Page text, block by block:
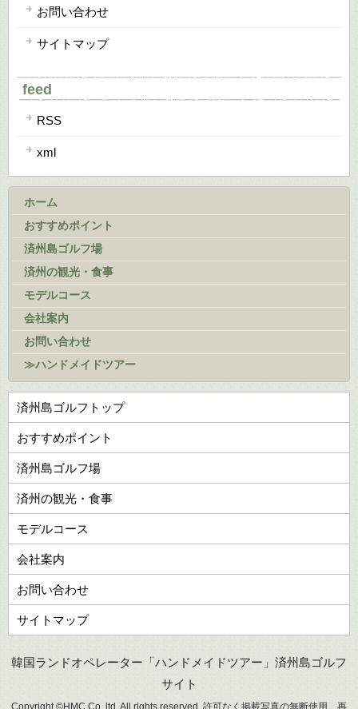
お問い合わせ
サイトマップ
feed
RSS
xml
ホーム
おすすめポイント
済州島ゴルフ場
済州の観光・食事
モデルコース
会社案内
お問い合わせ
≫ハンドメイドツアー
済州島ゴルフトップ
おすすめポイント
済州島ゴルフ場
済州の観光・食事
モデルコース
会社案内
お問い合わせ
サイトマップ
韓国ランドオペレーター「ハンドメイドツアー」済州島ゴルフ
サイト
Copyright ©HMC Co.,ltd. All rights reserved. 許可なく掲載写真の無断使用、再